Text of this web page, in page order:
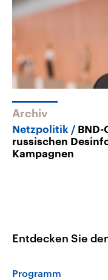
Archiv
Netzpolitik
russischen
Kampagnen
Entdecken Sie
Programm